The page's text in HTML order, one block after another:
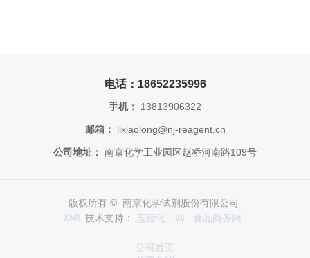
电话：18652235996
手机： 13813906322
邮箱： lixiaolong@nj-reagent.cn
公司地址： 南京化学工业园区赵桥河南路109号
版权所有 © 南京化学试剂股份有限公司
XML
技术支持： 盖德化工网 食品商务网
公司首页